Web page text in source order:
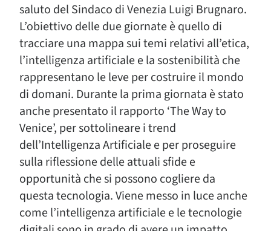
saluto del Sindaco di Venezia Luigi Brugnaro.
L’obiettivo delle due giornate è quello di
tracciare una mappa sui temi relativi all’etica,
l’intelligenza artificiale e la sostenibilità che
rappresentano le leve per costruire il mondo
di domani. Durante la prima giornata è stato
anche presentato il rapporto ‘The Way to
Venice’, per sottolineare i trend
dell’Intelligenza Artificiale e per proseguire
sulla riflessione delle attuali sfide e
opportunità che si possono cogliere da
questa tecnologia. Viene messo in luce anche
come l’intelligenza artificiale e le tecnologie